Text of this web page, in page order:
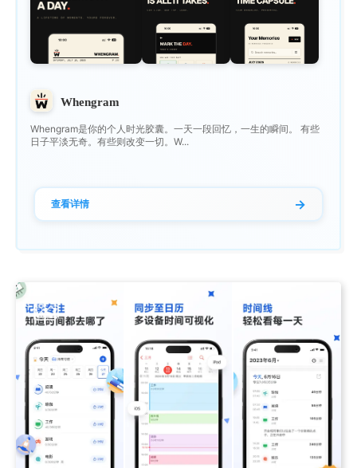
Whengram
Whengram是你的个人时光胶囊。一天一段回忆，一生的瞬间。 有些
日子平淡无奇。有些则改变一切。W...
查看详情 →